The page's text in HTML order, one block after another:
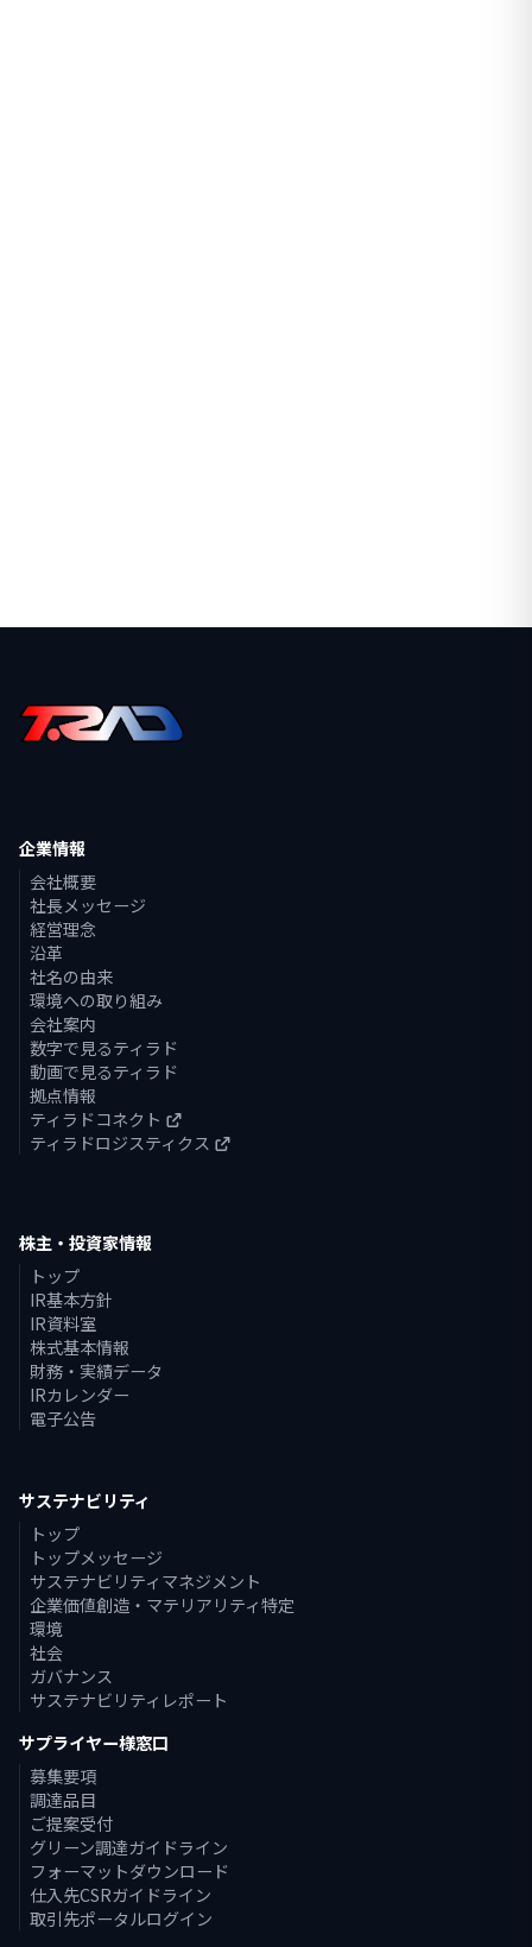
企業情報
会社概要
社長メッセージ
経営理念
沿革
社名の由来
環境への取り組み
会社案内
数字で見るティラド
動画で見るティラド
拠点情報
ティラドコネクト
ティラドロジスティクス
株主・投資家情報
トップ
IR基本方針
IR資料室
株式基本情報
財務・実績データ
IRカレンダー
電子公告
サステナビリティ
トップ
トップメッセージ
サステナビリティマネジメント
企業価値創造・マテリアリティ特定
環境
社会
ガバナンス
サステナビリティレポート
サプライヤー様窓口
募集要項
調達品目
ご提案受付
グリーン調達ガイドライン
フォーマットダウンロード
仕入先CSRガイドライン
取引先ポータルログイン